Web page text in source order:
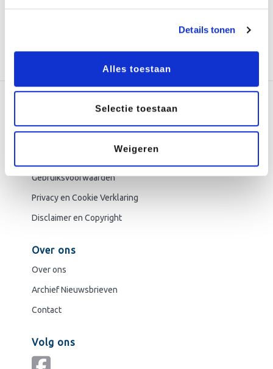
Details tonen
Alles toestaan
Selectie toestaan
Weigeren
Kascommissies
Gebruiksvoorwaarden
Privacy en Cookie Verklaring
Disclaimer en Copyright
Over ons
Over ons
Archief Nieuwsbrieven
Contact
Volg ons